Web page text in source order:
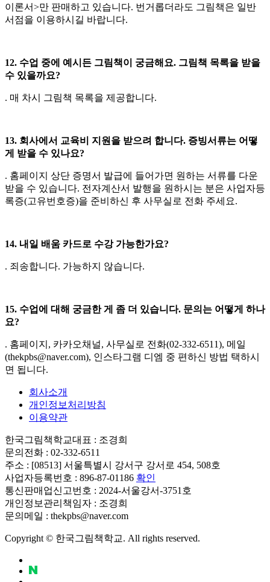
이론서>만 판매하고 있습니다. 번거롭더라도 그림책은 일반
서점을 이용하시길 바랍니다.
12. 수업 중에 예시든 그림책이 궁금해요. 그림책 목록을 받을
수 있을까요?
. 매 차시 그림책 목록을 제공합니다.
13. 회사에서 교육비 지원을 받으려 합니다. 증빙서류는 어떻
게 받을 수 있나요?
. 홈페이지 상단 증명서 발급에 들어가면 원하는 서류를 다운
받을 수 있습니다. 전자계산서 발행을 원하시는 분은 사업자등
록증(고유번호증)을 준비하신 후 사무실로 전화 주세요.
14. 내일 배움 카드로 수강 가능한가요?
. 죄송합니다. 가능하지 않습니다.
15. 수업에 대해 궁금한 게 좀 더 있습니다. 문의는 어떻게 하나
요?
. 홈페이지, 카카오채널, 사무실로 전화(02-332-6511), 메일
(thekpbs@naver.com), 인스타그램 디엠 중 편하신 방법 택하시
면 됩니다.
회사소개
개인정보처리방침
이용약관
한국그림책학교대표 : 조경희
문의전화 : 02-332-6511
주소 : [08513] 서울특별시 강서구 강서로 454, 508호
사업자등록번호 : 896-87-01186 확인
통신판매업신고번호 : 2024-서울강서-3751호
개인정보관리책임자 : 조경희
문의메일 : thekpbs@naver.com
Copyright © 한국그림책학교. All rights reserved.